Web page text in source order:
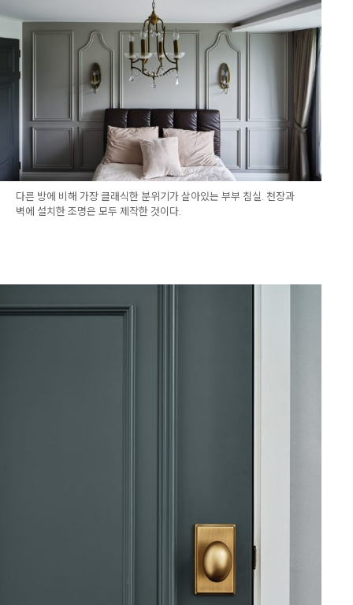
다른 방에 비해 가장 클래식한 분위기가 살아있는 부부 침실. 천장과
벽에 설치한 조명은 모두 제작한 것이다.